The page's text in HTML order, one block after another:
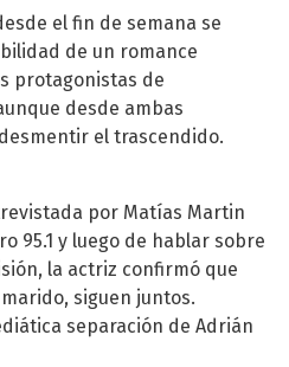
el fin de semana se
de un romance
protagonistas de
desde ambas
el trascendido.
por Matías Martin
95.1 y luego de hablar sobre
la actriz confirmó que
siguen juntos.
separación de Adrián